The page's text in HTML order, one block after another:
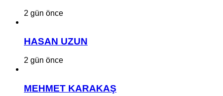
2 gün önce
HASAN UZUN
2 gün önce
MEHMET KARAKAŞ